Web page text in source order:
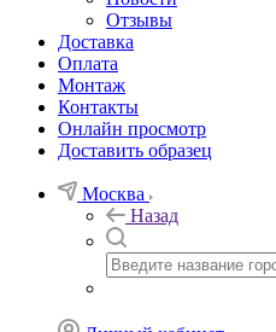
Отзывы
Доставка
Оплата
Монтаж
Контакты
Онлайн просмотр
Доставить образец
Москва
Назад